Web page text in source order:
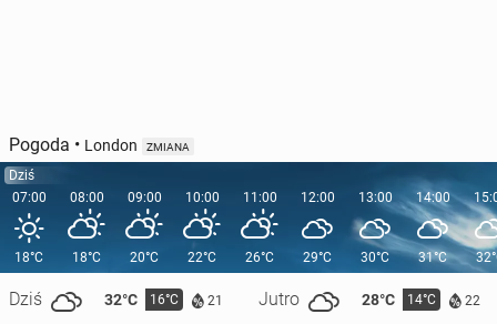
Pogoda • London ZMIANA
Dziś
07:00
18°C
Dziś 32°C 16°C 21 Jutro 28°C 14°C 22
08:00
18°C
09:00
20°C
10:00
22°C
11:00
26°C
12:00
29°C
13:00
30°C
14:00
31°C